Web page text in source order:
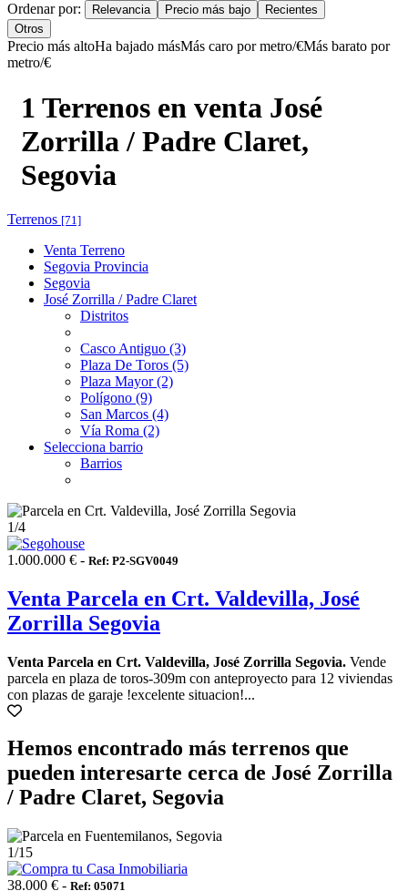
Ordenar por: Relevancia Precio más bajo
Recientes
Otros
Precio más altoHa bajado másMás caro por metro/€Más barato por
metro/€
1 Terrenos en venta José
Zorrilla / Padre Claret,
Segovia
Terrenos [71]
Venta Terreno
Segovia Provincia
Segovia
José Zorrilla / Padre Claret
Distritos
Casco Antiguo (3)
Plaza De Toros (5)
Plaza Mayor (2)
Polígono (9)
San Marcos (4)
Vía Roma (2)
Selecciona barrio
Barrios
1/4
1.000.000 € - Ref: P2-SGV0049
Venta Parcela en Crt. Valdevilla, José
Zorrilla Segovia
Venta Parcela en Crt. Valdevilla, José Zorrilla Segovia. Vende
parcela en plaza de toros-309m con anteproyecto para 12 viviendas
con plazas de garaje !excelente situacion!...
Hemos encontrado más terrenos que
pueden interesarte cerca de José Zorrilla
/ Padre Claret, Segovia
1/15
38.000 € - Ref: 05071